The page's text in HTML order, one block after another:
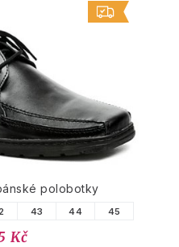
polobotky
43 44 45
Kč